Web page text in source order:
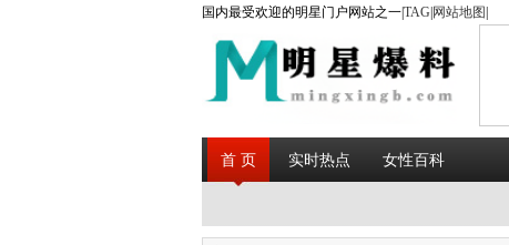
国内最受欢迎的明星门户网站之一|TAG 网站地图
首 页 实时热点 女性百科